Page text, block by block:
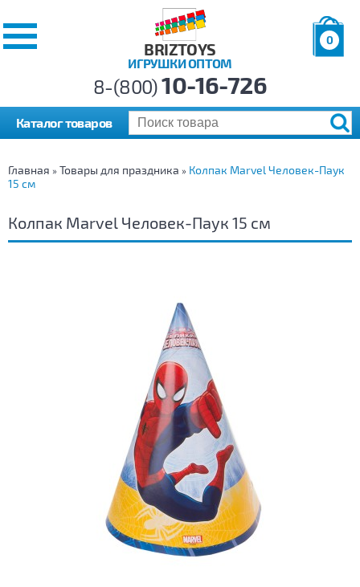
BRIZTOYS
ИГРУШКИ ОПТОМ
0
р.
8-(800)10-16-726
Каталог товаров
Главная » Товары для праздника » Колпак Marvel Человек-Паук
15 см
Колпак Marvel Человек-Паук 15 см